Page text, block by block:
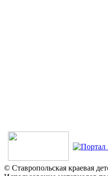
© Ставропольская краевая